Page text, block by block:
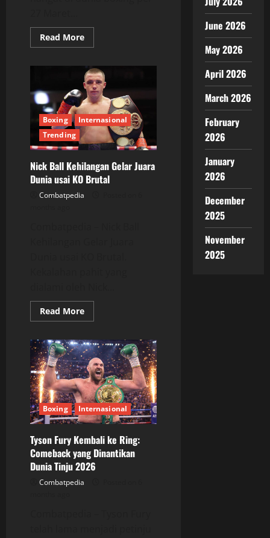
Read MoreRead
more
Season
Siapkan
Mega
Fight
Baru
yang
Mengguncang
Dunia
Tinju
Boxing
Internasional
Trending
Nick Ball Kehilangan Gelar Juara
Dunia usai KO Brutal
Combatpedia
Read MoreRead
more
Ball
Kehilangan
Gelar
Juara
Dunia
usai
KO
Brutal
Boxing Internasional
Tyson Fury Kembali ke Ring:
Comeback yang Dinantikan
Dunia Tinju 2026
Combatpedia
June 2026
May 2026
April 2026
March 2026
February
2026
January
2026
December
2025
November
2025